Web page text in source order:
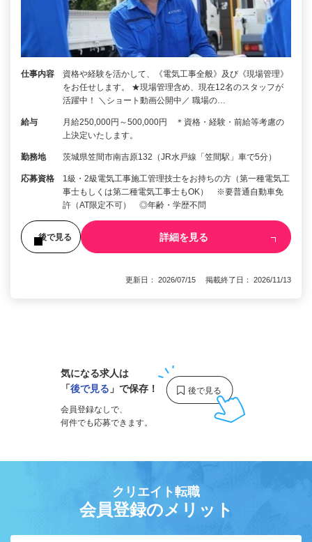
仕事内容
資格や経験を活かして、《電気工事全般》及び《現場管理》
をお任せします。 ★現場管理含め、現在12名のスタッフが
活躍中！ ＼ショート動画公開中／ 職場の…
給与
月給250,000円～500,000円 ＊資格・経験・前給等考慮の
上決定いたします。
勤務地 茨城県笠間市南吉原132（JR水戸線「笠間駅」車で5分）
応募資格
1級・2級電気工事施工管理技士をお持ちの方（第一種電気工
事士もしくは第二種電気工事士もOK） ※要普通自動車免
許（AT限定不可） ◎年齢・学歴不問
後で見る 詳細を見る
更新日： 2026/07/15 掲載終了日： 2026/11/13
気になる求人は
「後で見る 」で保存！
会員登録なしで、
何件でも応募できます。
クリエイト転職
会員登録のメリット